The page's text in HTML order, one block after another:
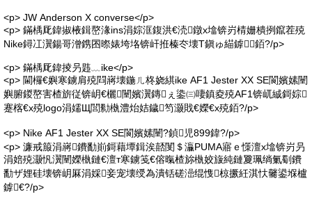
<p> JW Anderson X converse</p>
<p> 鏋楀厑鍏掓棭鍓嶅湪ins涓婃洭鍑洪€涜鐓х墖锛岃棈姗樻挒鑹茬殑
Nike鐞冮瀷鍚哥潧鎸囨暩婊垮垎锛屽拰榛冭壊T鎭ゅ緢鎼銆?/p>
<p> 鏋楀厑鍏掕叧韪﹏ike</p>
<p> 閫欏€嬩寒鐪肩殑閰嶈壊鍦ㄦ柊娆綨ike AF1 Jester XX SE閬嬪嫊闉
嬩腑鍐嶅害楂旂従锛岄€欐闉嬪瀷鏄ぇ鍌㈢啛鎮夌殑AF1锛屼絾鎶婃
蹇楁€х殑logo涓嬬Щ閭勬槸澧炲姞鐬笉灏戝€嬫€х殑銆?/p>
<p> Nike AF1 Jester XX SE閬嬪嫊闉?鍞児899鍏?/p>
<p> 濂戒箙涓嶈鐨勫崱鎶藉墰鍓涘嚭閺＄灜PUMA寤ｅ憡澶х墖锛岃叧
涓婄殑灏忛瀷闉嬫槸鏈€澶т寒鐪笺€傛暣楂旀槸姣旇純鏈夐珮绱氭劅鐨
勫ザ娌硅壊锛岄厤涓婇妾宠壊绶為潰铦磋澏绲愯椋撅紝淇忕毊鍙堢櫨
鎼€?/p>